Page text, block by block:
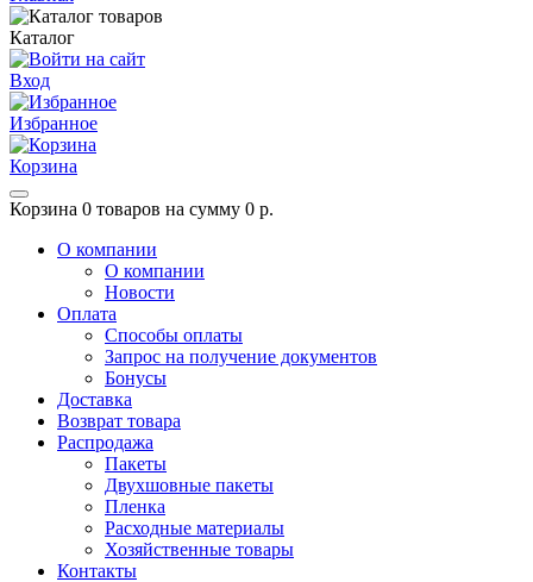
Каталог
Вход
Избранное
Корзина
Корзина 0 товаров на сумму 0 р.
О компании
О компании
Новости
Оплата
Способы оплаты
Запрос на получение документов
Бонусы
Доставка
Возврат товара
Распродажа
Пакеты
Двухшовные пакеты
Пленка
Расходные материалы
Хозяйственные товары
Контакты